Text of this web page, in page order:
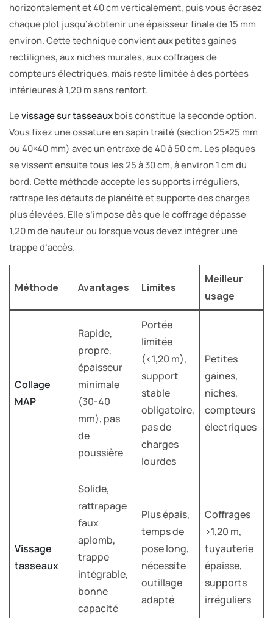
horizontalement et 40 cm verticalement, puis vous écrasez
chaque plot jusqu’à obtenir une épaisseur finale de 15 mm
environ. Cette technique convient aux petites gaines
rectilignes, aux niches murales, aux coffrages de
compteurs électriques, mais reste limitée à des portées
inférieures à 1,20 m sans renfort.
Levissage sur tasseauxbois constitue la seconde option.
Vous fixez une ossature en sapin traité (section 25×25 mm
ou 40×40 mm) avec un entraxe de 40 à 50 cm. Les plaques
se vissent ensuite tous les 25 à 30 cm, à environ 1 cm du
bord. Cette méthode accepte les supports irréguliers,
rattrape les défauts de planéité et supporte des charges
plus élevées. Elle s’impose dès que le coffrage dépasse
1,20 m de hauteur ou lorsque vous devez intégrer une
trappe d’accès.
Méthode Avantages Limites
Meilleur
usage
Collage
MAP
Rapide,
propre,
épaisseur
minimale
(30-40
mm), pas
de
poussière
Portée
limitée
(<1,20 m),
support
stable
obligatoire,
pas de
charges
lourdes
Petites
gaines,
niches,
compteurs
électriques
Vissage
tasseaux
Solide,
rattrapage
faux
aplomb,
trappe
intégrable,
bonne
capacité
Plus épais,
temps de
pose long,
nécessite
outillage
adapté
Coffrages
>1,20 m,
tuyauterie
épaisse,
supports
irréguliers